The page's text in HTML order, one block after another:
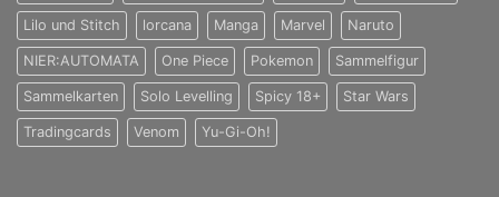
Lilo und Stitch lorcana Manga Marvel Naruto
NIER:AUTOMATA One Piece Pokemon Sammelfigur
Sammelkarten Solo Levelling Spicy 18+ Star Wars
Tradingcards Venom Yu-Gi-Oh!